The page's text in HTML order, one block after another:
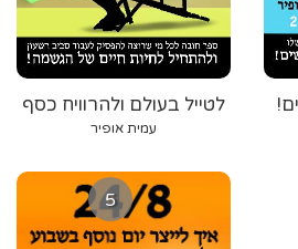
לטייל בעולם ולהרוויח כסף
עמית אופיר
5